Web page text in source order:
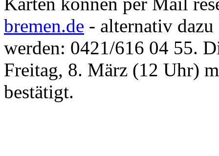
bremen.de - alternativ
werden: 0421/616 04 55.
Freitag, 8. März (12 Uhr)
bestätigt.